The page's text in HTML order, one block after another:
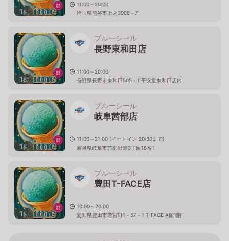
1枚
11:00～20:00
埼玉県熊谷市上之3988－7
1枚
ブルーシール
長野東和田店
11:00～20:00
長野県長野市東和田505－1 平安堂東和田店内
1枚
ブルーシール
岐阜茜部店
11:00～21:00 (イートイン 20:30まで)
岐阜県岐阜市茜部野瀬3丁目18番1
1枚
ブルーシール
豊田T-FACE店
10:00～20:00
愛知県豊田市若宮町1－57－1 T-FACE A館1階